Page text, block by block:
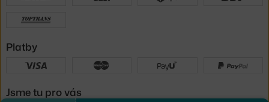
Platby
Jsme tu pro vás